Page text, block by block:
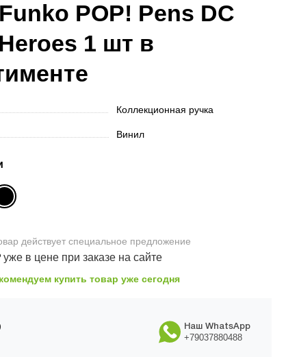
POP! Pens DC
1 шт в
Коллекционная ручка
Винил
действует специальное предложение
уже в цене при заказе на сайте
купить товар уже сегодня
Наш WhatsApp
+79037880488